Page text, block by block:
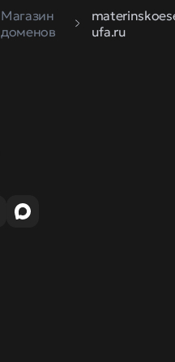
Магазин
доменов
ufa.ru